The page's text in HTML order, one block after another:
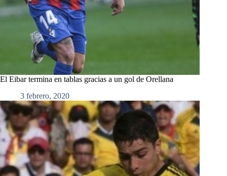
El Eibar termina en tablas gracias a un gol de Orellana
3 febrero, 2020